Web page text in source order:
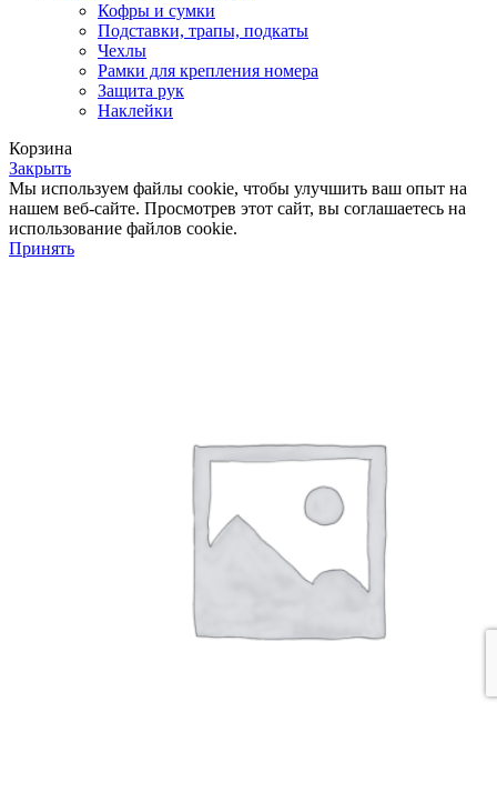
Кофры и сумки
Подставки, трапы, подкаты
Чехлы
Рамки для крепления номера
Защита рук
Наклейки
Корзина
Закрыть
Мы используем файлы cookie, чтобы улучшить ваш опыт на
нашем веб-сайте. Просмотрев этот сайт, вы соглашаетесь на
использование файлов cookie.
Принять